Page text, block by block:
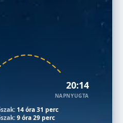
20:14
NAPNYUGTA
14 óra 31 perc
9 óra 29 perc